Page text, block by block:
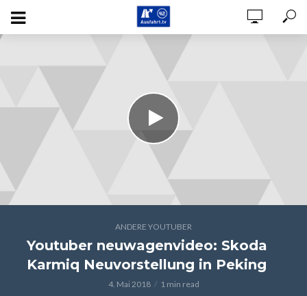
ANDERE YOUTUBER
Youtuber neuwagenvideo: Skoda
Karmiq Neuvorstellung in Peking
4. Mai 2018 1 min read